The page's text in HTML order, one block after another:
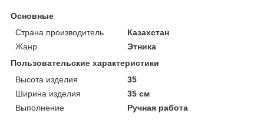
Основные
Страна производитель
Казахстан
Жанр
Этника
Пользовательские характеристики
Высота изделия
35
Ширина изделия
35 см
Выполнение
Ручная работа